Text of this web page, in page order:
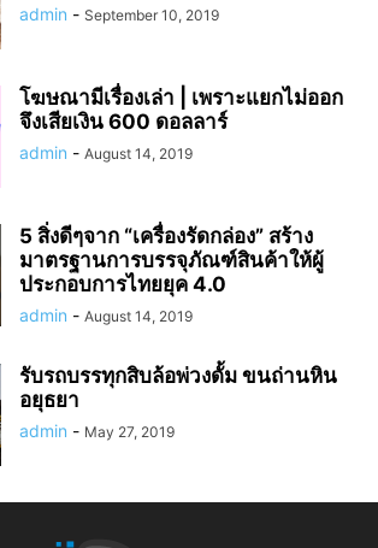
admin - September 10, 2019
โฆษณามีเรื่องเล่า | เพราะแยกไม่ออก
จึงเสียเงิน 600 ดอลลาร์
admin - August 14, 2019
5 สิ่งดีๆจาก “เครื่องรัดกล่อง” สร้าง
มาตรฐานการบรรจุภัณฑ์สินค้าให้ผู้
ประกอบการไทยยุค 4.0
admin - August 14, 2019
รับรถบรรทุกสิบล้อพ่วงดั้ม ขนถ่านหิน
อยุธยา
admin - May 27, 2019